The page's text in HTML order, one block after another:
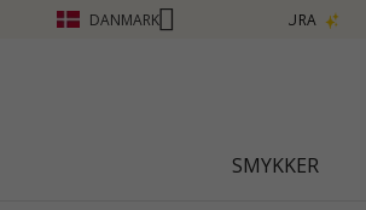
DANMARK
SMYKKER